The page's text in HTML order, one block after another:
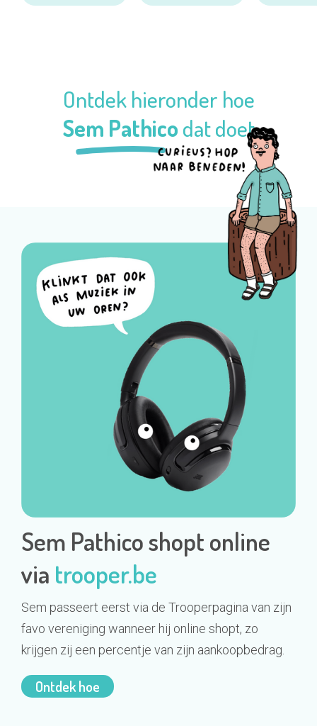
Ontdek hieronder hoe
Sem Pathicodat doet
Sem Pathico shopt online
via trooper.be
Sem passeert eerst via de Trooperpagina van zijn
favo vereniging wanneer hij online shopt, zo
krijgen zij een percentje van zijn aankoopbedrag.
Ontdek hoe